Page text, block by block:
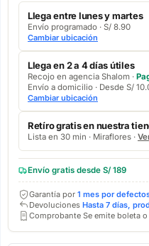
Llega entre lunes y martes
Envío programado · S/ 8.90
Cambiar ubicación
Llega en 2 a 4 días útiles
Recojo en agencia Shalom ·
Envío a domicilio · Desde S/
Cambiar ubicación
Retíro gratis en nuestra
Lista en 30 min · Miraflores ·
Envío gratis desde S/ 189
Garantía por 1 mes por
Devoluciones Hasta 7 días,
Comprobante Se emite boleta